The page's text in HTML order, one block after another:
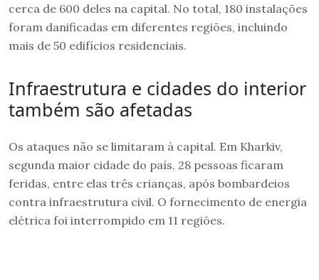
cerca de 600 deles na capital. No total, 180 instalações
foram danificadas em diferentes regiões, incluindo
mais de 50 edifícios residenciais.
Infraestrutura e cidades do interior
também são afetadas
Os ataques não se limitaram à capital. Em Kharkiv,
segunda maior cidade do país, 28 pessoas ficaram
feridas, entre elas três crianças, após bombardeios
contra infraestrutura civil. O fornecimento de energia
elétrica foi interrompido em 11 regiões.